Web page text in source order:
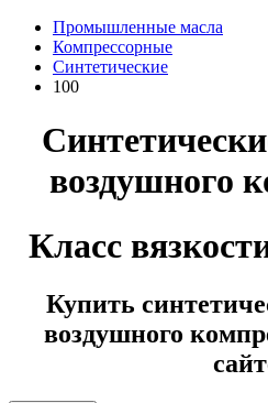
Промышленные масла
Компрессорные
Синтетические
100
воздушного
Класс
Купить
воздушного